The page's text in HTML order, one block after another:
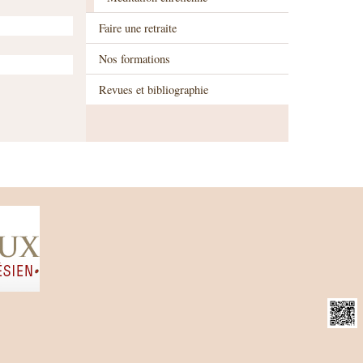
Faire une retraite
Nos formations
Revues et bibliographie